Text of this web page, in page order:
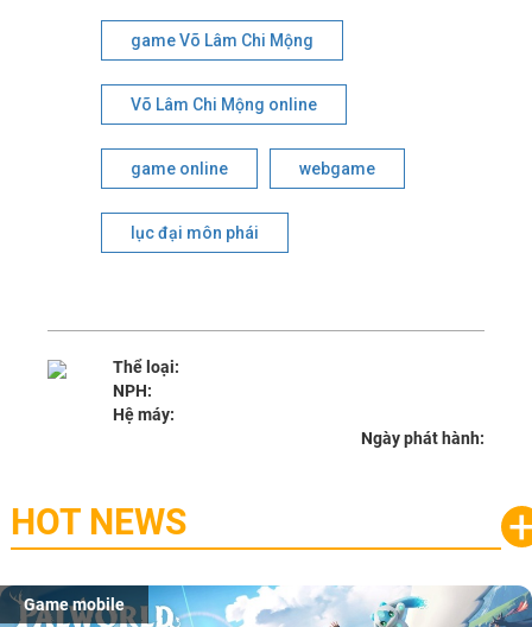
game Võ Lâm Chi Mộng
Võ Lâm Chi Mộng online
game online webgame
lục đại môn phái
Thể loại:
NPH:
Hệ máy:
Ngày phát hành:
HOT NEWS
Game mobile